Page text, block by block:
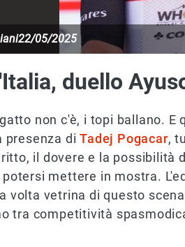
22/05/2025
duello
non c'è, i topi ballano. E
presenza diTadej Pogacar,
il dovere e la possibilità
mettere in mostra.
volta vetrina di questo
tra competitività